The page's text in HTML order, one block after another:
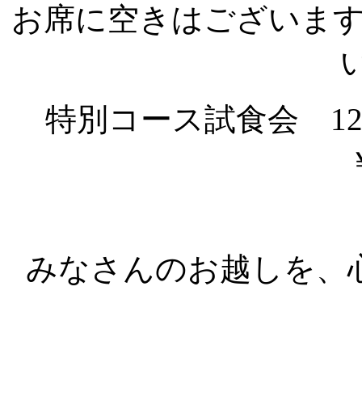
お席に空きはございま
特別コース試食会
みなさんのお越しを、